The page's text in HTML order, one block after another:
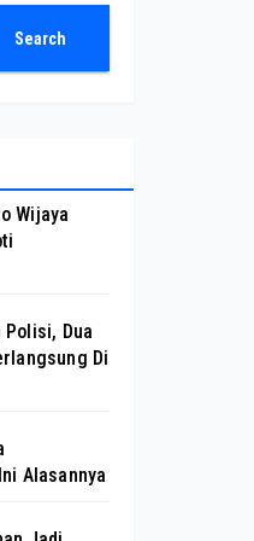
Search
Wijaya
Dua
Di
Alasannya